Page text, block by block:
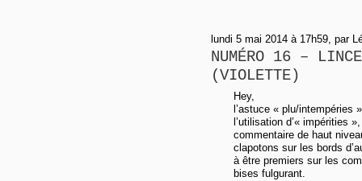
lundi 5 mai 2014 à 17h59, par
NUMÉRO 16 –
(VIOLETTE)
Hey,
l’astuce « plu/intempéries
l’utilisation d’« impérities
commentaire de haut
clapotons sur les bords
à être premiers sur les
bises fulgurant.